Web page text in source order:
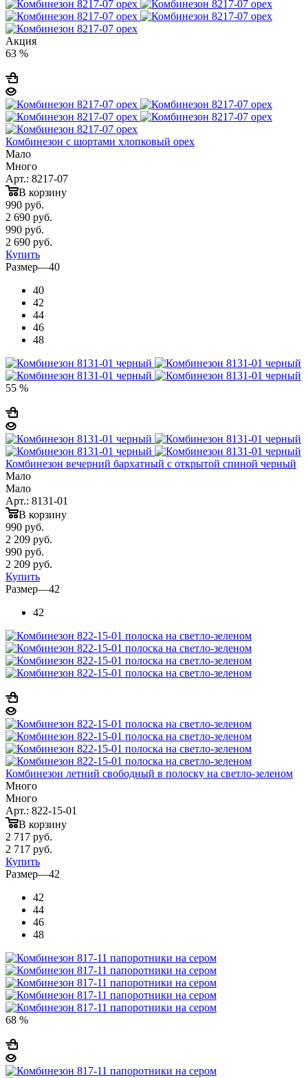
Акция
63 %
Комбинезон с шортами хлопковый орех
Мало
Много
Арт.: 8217-07
В корзину
990 руб.
2 690 руб.
990 руб.
2 690 руб.
Купить
Размер—40
40
42
44
46
48
55 %
Комбинезон вечерний бархатный с открытой спиной черный
Мало
Мало
Арт.: 8131-01
В корзину
990 руб.
2 209 руб.
990 руб.
2 209 руб.
Купить
Размер—42
42
Комбинезон летний свободный в полоску на светло-зеленом
Много
Много
Арт.: 822-15-01
В корзину
2 717 руб.
2 717 руб.
Купить
Размер—42
42
44
46
48
68 %